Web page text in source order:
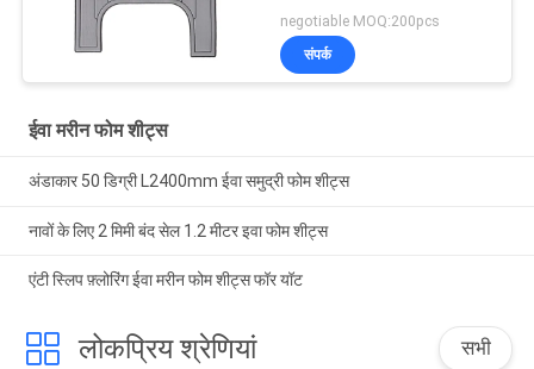
negotiable MOQ:200pcs
संपर्क
ईवा मरीन फोम शीट्स
अंडाकार 50 डिग्री L2400mm ईवा समुद्री फोम शीट्स
नावों के लिए 2 मिमी बंद सेल 1.2 मीटर इवा फोम शीट्स
एंटी स्लिप फ़्लोरिंग ईवा मरीन फोम शीट्स फॉर यॉट
लोकप्रिय श्रेणियां सभी